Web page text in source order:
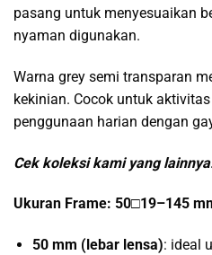
pasang untuk menyesuaikan
nyaman digunakan.
Warna grey semi transparan
kekinian. Cocok untuk
penggunaan harian dengan
Cek koleksi kami yang
Ukuran Frame: 50□19–145
50 mm (lebar lensa): ideal